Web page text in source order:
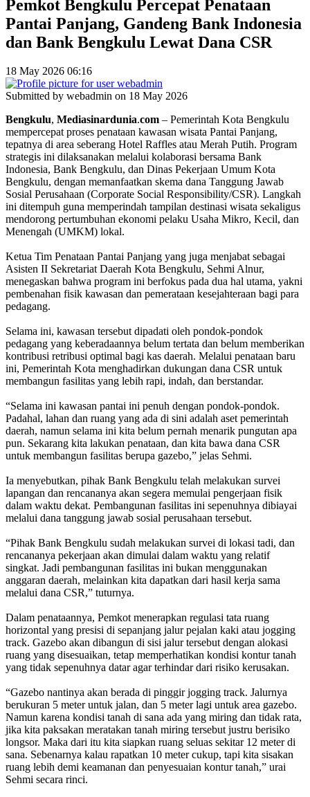
Pemkot Bengkulu Percepat Penataan
Pantai Panjang, Gandeng Bank Indonesia
dan Bank Bengkulu Lewat Dana CSR
18 May 2026 06:16
Submitted by webadmin on 18 May 2026
Bengkulu, Mediasinardunia.com – Pemerintah Kota Bengkulu
mempercepat proses penataan kawasan wisata Pantai Panjang,
tepatnya di area seberang Hotel Raffles atau Merah Putih. Program
strategis ini dilaksanakan melalui kolaborasi bersama Bank
Indonesia, Bank Bengkulu, dan Dinas Pekerjaan Umum Kota
Bengkulu, dengan memanfaatkan skema dana Tanggung Jawab
Sosial Perusahaan (Corporate Social Responsibility/CSR). Langkah
ini ditempuh guna memperindah tampilan destinasi wisata sekaligus
mendorong pertumbuhan ekonomi pelaku Usaha Mikro, Kecil, dan
Menengah (UMKM) lokal.
Ketua Tim Penataan Pantai Panjang yang juga menjabat sebagai
Asisten II Sekretariat Daerah Kota Bengkulu, Sehmi Alnur,
menegaskan bahwa program ini berfokus pada dua hal utama, yakni
pembenahan fisik kawasan dan pemerataan kesejahteraan bagi para
pedagang.
Selama ini, kawasan tersebut dipadati oleh pondok-pondok
pedagang yang keberadaannya belum tertata dan belum memberikan
kontribusi retribusi optimal bagi kas daerah. Melalui penataan baru
ini, Pemerintah Kota menghadirkan dukungan dana CSR untuk
membangun fasilitas yang lebih rapi, indah, dan berstandar.
“Selama ini kawasan pantai ini penuh dengan pondok-pondok.
Padahal, lahan dan ruang yang ada di sini adalah aset pemerintah
daerah, namun selama ini kita belum pernah menarik pungutan apa
pun. Sekarang kita lakukan penataan, dan kita bawa dana CSR
untuk membangun fasilitas berupa gazebo,” jelas Sehmi.
Ia menyebutkan, pihak Bank Bengkulu telah melakukan survei
lapangan dan rencananya akan segera memulai pengerjaan fisik
dalam waktu dekat. Pembangunan fasilitas ini sepenuhnya dibiayai
melalui dana tanggung jawab sosial perusahaan tersebut.
“Pihak Bank Bengkulu sudah melakukan survei di lokasi tadi, dan
rencananya pekerjaan akan dimulai dalam waktu yang relatif
singkat. Jadi pembangunan fasilitas ini bukan menggunakan
anggaran daerah, melainkan kita dapatkan dari hasil kerja sama
melalui dana CSR,” tuturnya.
Dalam penataannya, Pemkot menerapkan regulasi tata ruang
horizontal yang presisi di sepanjang jalur pejalan kaki atau jogging
track. Gazebo akan dibangun di sisi jalur tersebut dengan alokasi
ruang yang disesuaikan, tetap memperhatikan kondisi kontur tanah
yang tidak sepenuhnya datar agar terhindar dari risiko kerusakan.
“Gazebo nantinya akan berada di pinggir jogging track. Jalurnya
berukuran 5 meter untuk jalan, dan 5 meter lagi untuk area gazebo.
Namun karena kondisi tanah di sana ada yang miring dan tidak rata,
jika kita paksakan meratakan tanah miring tersebut justru berisiko
longsor. Maka dari itu kita siapkan ruang seluas sekitar 12 meter di
sana. Sebenarnya kalau rapatkan 10 meter cukup, tapi kita sisakan
ruang lebih demi keamanan dan penyesuaian kontur tanah,” urai
Sehmi secara rinci.